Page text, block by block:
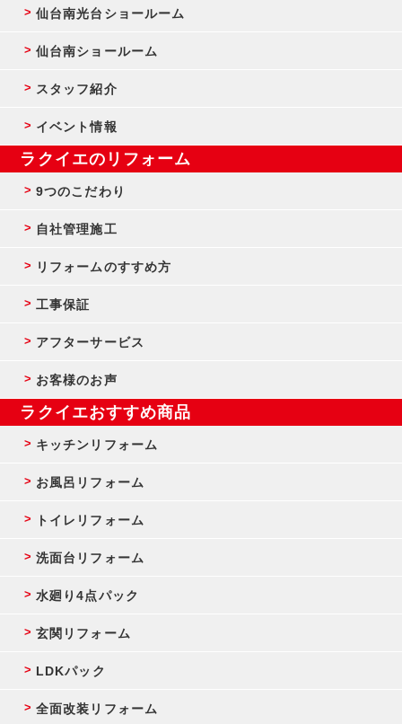
仙台南光台ショールーム
仙台南ショールーム
スタッフ紹介
イベント情報
ラクイエのリフォーム
9つのこだわり
自社管理施工
リフォームのすすめ方
工事保証
アフターサービス
お客様のお声
ラクイエおすすめ商品
キッチンリフォーム
お風呂リフォーム
トイレリフォーム
洗面台リフォーム
水廻り4点パック
玄関リフォーム
LDKパック
全面改装リフォーム